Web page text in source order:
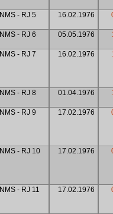
NMS - RJ 5 16.02.1976
NMS - RJ 6 05.05.1976
NMS - RJ 7 16.02.1976
NMS - RJ 8 01.04.1976
NMS - RJ 9 17.02.1976
NMS - RJ 10 17.02.1976
NMS - RJ 11 17.02.1976